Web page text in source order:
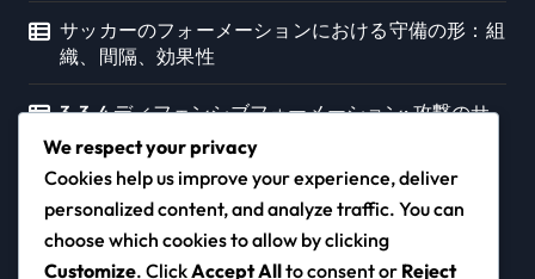
サッカーのフォーメーションにおける守備の形：組
織、間隔、効果性
3-3-4 ディフェンシブフォーメーション: 攻撃のサ
ポート, 守備の役割, 幅
magi-soft.jp
We respect your privacy
Cookies help us improve your experience, deliver
personalized content, and analyze traffic. You can
choose which cookies to allow by clicking
Customize. ClickAccept Allto consent or Reject